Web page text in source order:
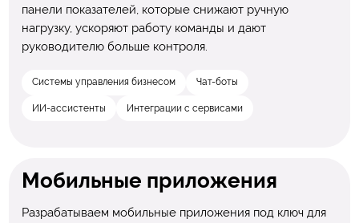
панели показателей, которые снижают ручную
нагрузку, ускоряют работу команды и дают
руководителю больше контроля.
Системы управления бизнесом Чат-боты
ИИ-ассистенты Интеграции с сервисами
Мобильные приложения
Разрабатываем мобильные приложения под ключ для